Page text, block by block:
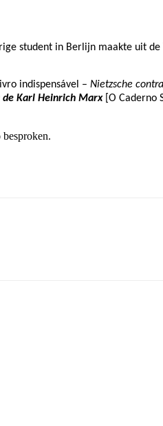
student in Berlijn maakte uit
indispensável – Nietzsche
de Karl Heinrich Marx [O Caderno